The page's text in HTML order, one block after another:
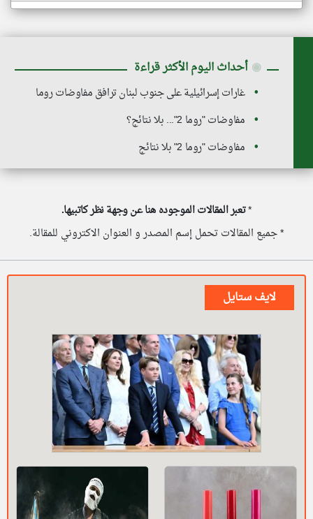
◉ أحداث اليوم الأكثر قراءة
غارات إسرائيلية على جنوب لبنان ترافق مفاوضات روما
مفاوضات "روما 2"... بلا نتائج؟
مفاوضات "روما 2" بلا نتائج
*تعبر المقالات الموجوده هنا عن وجهة نظر كاتبيها.
* جميع المقالات تحمل إسم المصدر و العنوان الاكتروني للمقالة.
لايف ستايل